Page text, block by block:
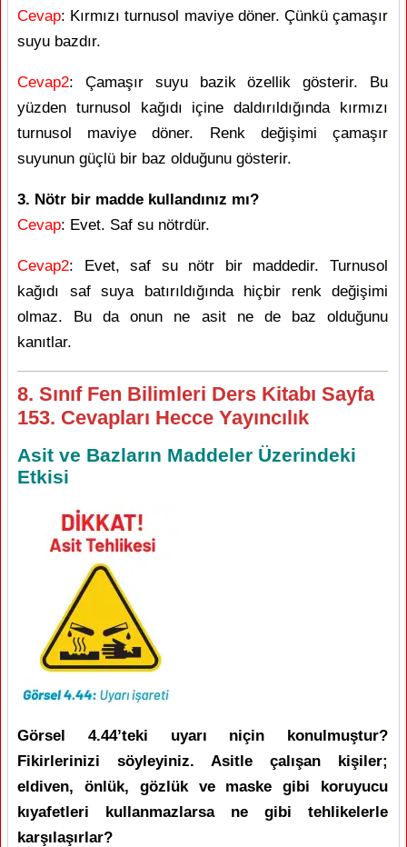
Cevap: Kırmızı turnusol maviye döner. Çünkü çamaşır
suyu bazdır.
Cevap2: Çamaşır suyu bazik özellik gösterir. Bu
yüzden turnusol kağıdı içine daldırıldığında kırmızı
turnusol maviye döner. Renk değişimi çamaşır
suyunun güçlü bir baz olduğunu gösterir.
3. Nötr bir madde kullandınız mı?
Cevap: Evet. Saf su nötrdür.
Cevap2: Evet, saf su nötr bir maddedir. Turnusol
kağıdı saf suya batırıldığında hiçbir renk değişimi
olmaz. Bu da onun ne asit ne de baz olduğunu
kanıtlar.
8. Sınıf Fen Bilimleri Ders Kitabı Sayfa
153. Cevapları Hecce Yayıncılık
Asit ve Bazların Maddeler Üzerindeki
Etkisi
Görsel 4.44’teki uyarı niçin konulmuştur?
Fikirlerinizi söyleyiniz. Asitle çalışan kişiler;
eldiven, önlük, gözlük ve maske gibi koruyucu
kıyafetleri kullanmazlarsa ne gibi tehlikelerle
karşılaşırlar?